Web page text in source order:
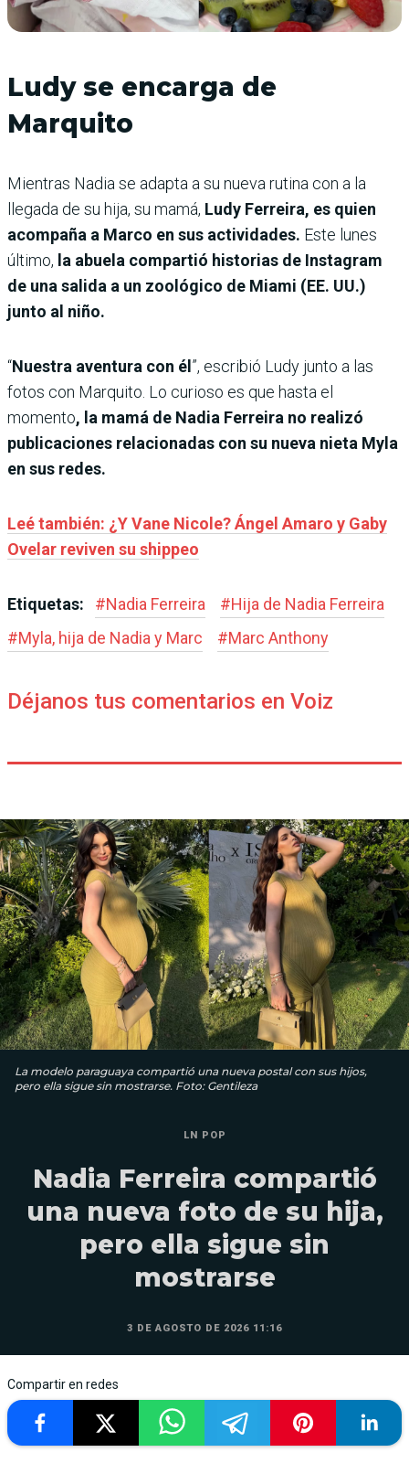
Ludy se encarga de
Marquito
Mientras Nadia se adapta a su nueva rutina con a la
llegada de su hija, su mamá, Ludy Ferreira, es quien
acompaña a Marco en sus actividades. Este lunes
último, la abuela compartió historias de Instagram
de una salida a un zoológico de Miami (EE. UU.)
junto al niño.
“Nuestra aventura con él ”, escribió Ludy junto a las
fotos con Marquito. Lo curioso es que hasta el
momento, la mamá de Nadia Ferreira no realizó
publicaciones relacionadas con su nueva nieta Myla
en sus redes.
Leé también: ¿Y Vane Nicole? Ángel Amaro y Gaby
Ovelar reviven su shippeo
Etiquetas: #Nadia Ferreira #Hija de Nadia Ferreira
#Myla, hija de Nadia y Marc #Marc Anthony
Déjanos tus comentarios en Voiz
La modelo paraguaya compartió una nueva postal con sus hijos,
pero ella sigue sin mostrarse. Foto: Gentileza
LN POP
Nadia Ferreira compartió
una nueva foto de su hija,
pero ella sigue sin
mostrarse
3 DE AGOSTO DE 2026 11:16
Compartir en redes